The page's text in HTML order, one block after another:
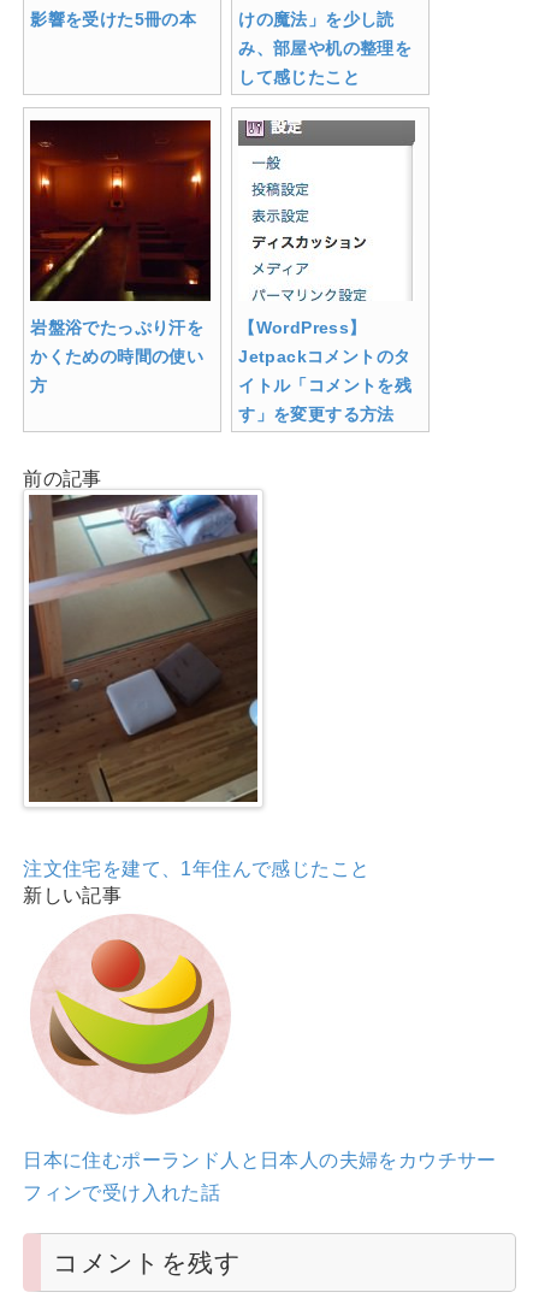
影響を受けた5冊の本
けの魔法」を少し読
み、部屋や机の整理を
して感じたこと
岩盤浴でたっぷり汗を
かくための時間の使い
方
【WordPress】
Jetpackコメントのタ
イトル「コメントを残
す」を変更する方法
前の記事
注文住宅を建て、1年住んで感じたこと
新しい記事
日本に住むポーランド人と日本人の夫婦をカウチサー
フィンで受け入れた話
コメントを残す